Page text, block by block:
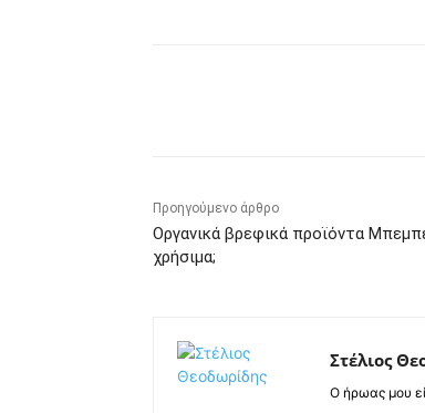
Προηγούμενο άρθρο
Οργανικά βρεφικά προϊόντα
χρήσιμα;
Στέλιος
Ο ήρωας μου